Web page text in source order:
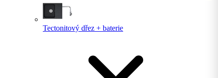
Tectonitový dřez + baterie